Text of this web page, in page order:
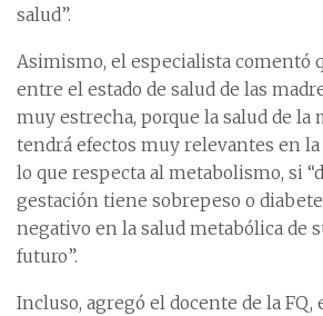
salud”.
Asimismo, el especialista comentó
entre el estado de salud de las
muy estrecha, porque la salud de la
tendrá efectos muy relevantes en la
lo que respecta al metabolismo, si
gestación tiene sobrepeso o
negativo en la salud metabólica de
futuro”.
Incluso, agregó el docente de la FQ,